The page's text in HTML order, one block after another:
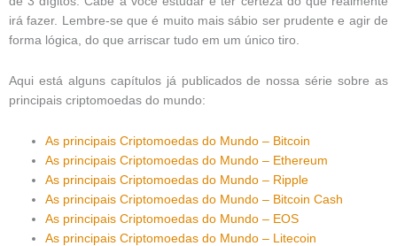
irá fazer. Lembre-se que é muito mais sábio ser prudente e agir de
forma lógica, do que arriscar tudo em um único tiro.
Aqui está alguns capítulos já publicados de nossa série sobre as
principais criptomoedas do mundo:
As principais Criptomoedas do Mundo – Bitcoin
As principais Criptomoedas do Mundo – Ethereum
As principais Criptomoedas do Mundo – Ripple
As principais Criptomoedas do Mundo – Bitcoin Cash
As principais Criptomoedas do Mundo – EOS
As principais Criptomoedas do Mundo – Litecoin